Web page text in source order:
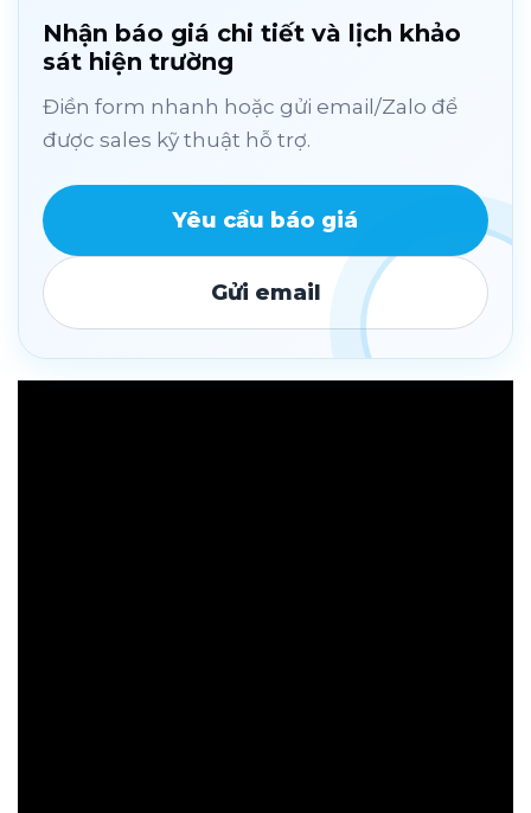
Nhận báo giá chi tiết và lịch khảo
sát hiện trường
Điền form nhanh hoặc gửi email/Zalo để
được sales kỹ thuật hỗ trợ.
Yêu cầu báo giá
Gửi email